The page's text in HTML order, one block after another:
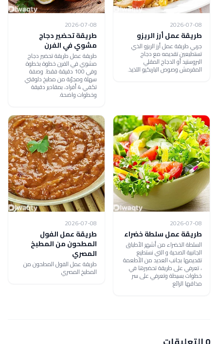
2026-07-08
طريقة عمل أرز الريزو
جربي طريقة عمل أرز الريزو الذي
تستطيعين تقديمه مع دجاج
البروستيد أو الدجاج المقلي
المقرمش وصوص الباربكيو اللذيذ.
2026-07-08
طريقة تحضير دجاج
مشوي في الفرن
طريقة عمل طريقة تحضير دجاج
مشوي في الفرن خطوة بخطوة
وفي 100 دقيقة فقط. وصفة
سهلة ومجرّبة من مطبخ دلوقتي
تكفي 4 أفراد، بمقادير دقيقة
وخطوات واضحة.
2026-07-08
طريقة عمل سلطة خضراء
السلطة الخضراء من أشهر الأطباق
الجانبية الصحية و التي نستطيع
تقديمها بجانب العديد من الأطعمة
، تعرفي على طريقة تحضيرها في
خطوات بسيطة وتعرفي على سر
مذاقها الرائع
2026-07-08
طريقة عمل الفول
المطحون من المطبخ
المصري
طريقة عمل الفول المطحون من
المطبخ المصري